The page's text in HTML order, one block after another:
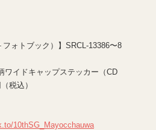
フォトブック）】SRCL-13386〜8
ワイドキャップステッカー（CD
税込）
10thSG_Mayocchauwa